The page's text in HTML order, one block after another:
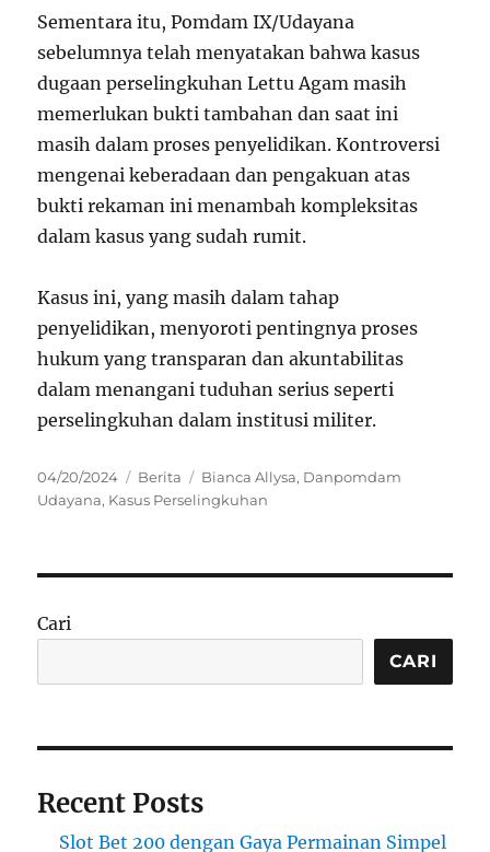
Sementara itu, Pomdam IX/Udayana
sebelumnya telah menyatakan bahwa kasus
dugaan perselingkuhan Lettu Agam masih
memerlukan bukti tambahan dan saat ini
masih dalam proses penyelidikan. Kontroversi
mengenai keberadaan dan pengakuan atas
bukti rekaman ini menambah kompleksitas
dalam kasus yang sudah rumit.
Kasus ini, yang masih dalam tahap
penyelidikan, menyoroti pentingnya proses
hukum yang transparan dan akuntabilitas
dalam menangani tuduhan serius seperti
perselingkuhan dalam institusi militer.
Posted
on
04/20/2024 Categories
Berita Tags
Bianca Allysa, Danpomdam
Udayana, Kasus Perselingkuhan
Cari
CARI
Recent Posts
Slot Bet 200 dengan Gaya Permainan Simpel